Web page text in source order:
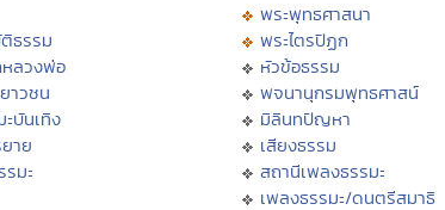
ธรรม
หลวงพ่อ
าวชน
บันเทิง
าย
มะ
พระพุทธศาสนา
พระไตรปิฏก
หัวข้อธรรม
พจนานุกรมพุทธศาสน์
มิลินทปัญหา
เสียงธรรม
สถานีเพลงธรรมะ
เพลงธรรมะ/ดนตรีสมาธิ